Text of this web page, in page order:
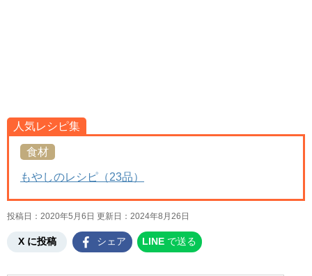
人気レシピ集
食材
もやしのレシピ（23品）
投稿日：2020年5月6日 更新日： 2024年8月26日
X に投稿 シェア LINE で送る